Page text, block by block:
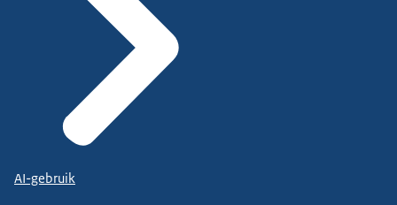
AI-gebruik